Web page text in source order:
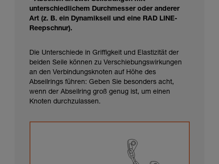
unterschiedlichem Durchmesser oder anderer
Art (z. B. ein Dynamikseil und eine RAD LINE-
Reepschnur).
Die Unterschiede in Griffigkeit und Elastizität der
beiden Seile können zu Verschiebungswirkungen
an den Verbindungsknoten auf Höhe des
Abseilrings führen: Geben Sie besonders acht,
wenn der Abseilring groß genug ist, um einen
Knoten durchzulassen.